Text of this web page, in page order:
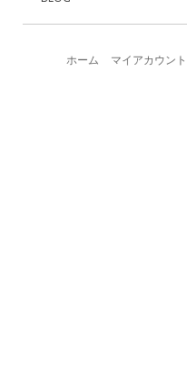
ホーム マイアカウント